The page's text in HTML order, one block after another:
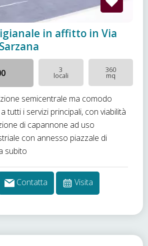
in affitto in Via
3
locali
360
mq
semicentrale ma comodo
tutti i servizi principali, con viabilità
di capannone ad uso
con annesso piazzale di
subito
Contatta Visita